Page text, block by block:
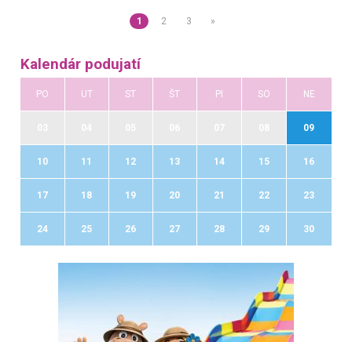
1 2 3 »
Kalendár podujatí
PO UT ST ŠT PI SO NE
09
10 11 12 13 14 15 16
17 18 19 20 21 22 23
24 25 26 27 28 29 30